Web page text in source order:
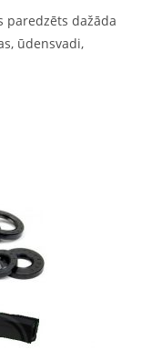
paredzēts dažāda
ūdensvadi,